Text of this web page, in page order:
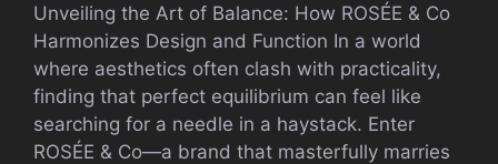
Unveiling the Art of Balance: How ROSÉE & Co
Harmonizes Design and Function In a world
where aesthetics often clash with practicality,
finding that perfect equilibrium can feel like
searching for a needle in a haystack. Enter
ROSÉE & Co—a brand that masterfully marries